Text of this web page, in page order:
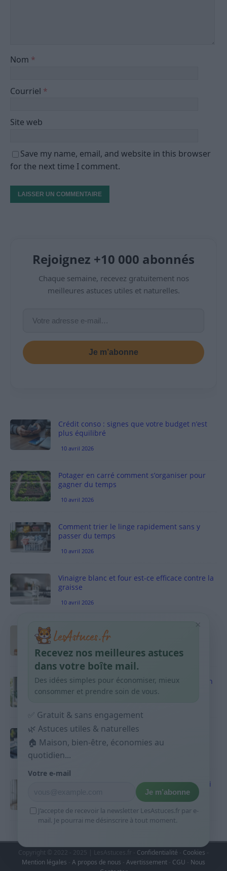
Nom *
Courriel *
Site web
Save my name, email, and website in this browser
for the next time I comment.
Rejoignez +10 000 abonnés
Chaque semaine, recevez gratuitement nos
meilleures astuces utiles et naturelles.
Je m’abonne
Crédit conso : signes que votre budget n’est
plus équilibré
10 avril 2026
Potager en carré comment s’organiser pour
gagner du temps
10 avril 2026
Comment trier le linge rapidement sans y
passer du temps
10 avril 2026
Vinaigre blanc et four est-ce efficace contre la
graisse
10 avril 2026
Taches pigmentaires : routine simple +
habitudes qui aident
9 avril 2026
Produits ménagers : comment économiser en
courses sans acheter 10 sprays
Budget mensuel : méthode rapide pour
répartir son salaire dès le jour de paie
9 avril 2026
Sport 10 minutes par jour est-ce utile et quoi
9 avril 2026
Copyright © 2022 - 2025 | LesAstuces.fr - Confidentialité Cookies -
Mention légales - A propos de nous - Avertissement - CGU - Nous
×
Recevez nos meilleures astuces
dans votre boîte mail.
Des idées simples pour économiser, mieux
consommer et prendre soin de vous.
✅ Gratuit & sans engagement
🌿 Astuces utiles & naturelles
🏠 Maison, bien-être, économies au
quotidien...
Votre e-mail
Je m’abonne
J’accepte de recevoir la newsletter LesAstuces.fr par e-
mail. Je pourrai me désinscrire à tout moment.